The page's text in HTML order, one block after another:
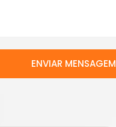
ENVIAR MENSAGEM